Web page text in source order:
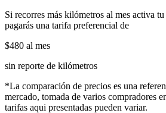
Si recorres más kilómetros al mes activa
pagarás una tarifa preferencial de
$480 al mes
sin reporte de kilómetros
*La comparación de precios es una
mercado, tomada de varios compradores
tarifas aqui presentadas pueden variar.